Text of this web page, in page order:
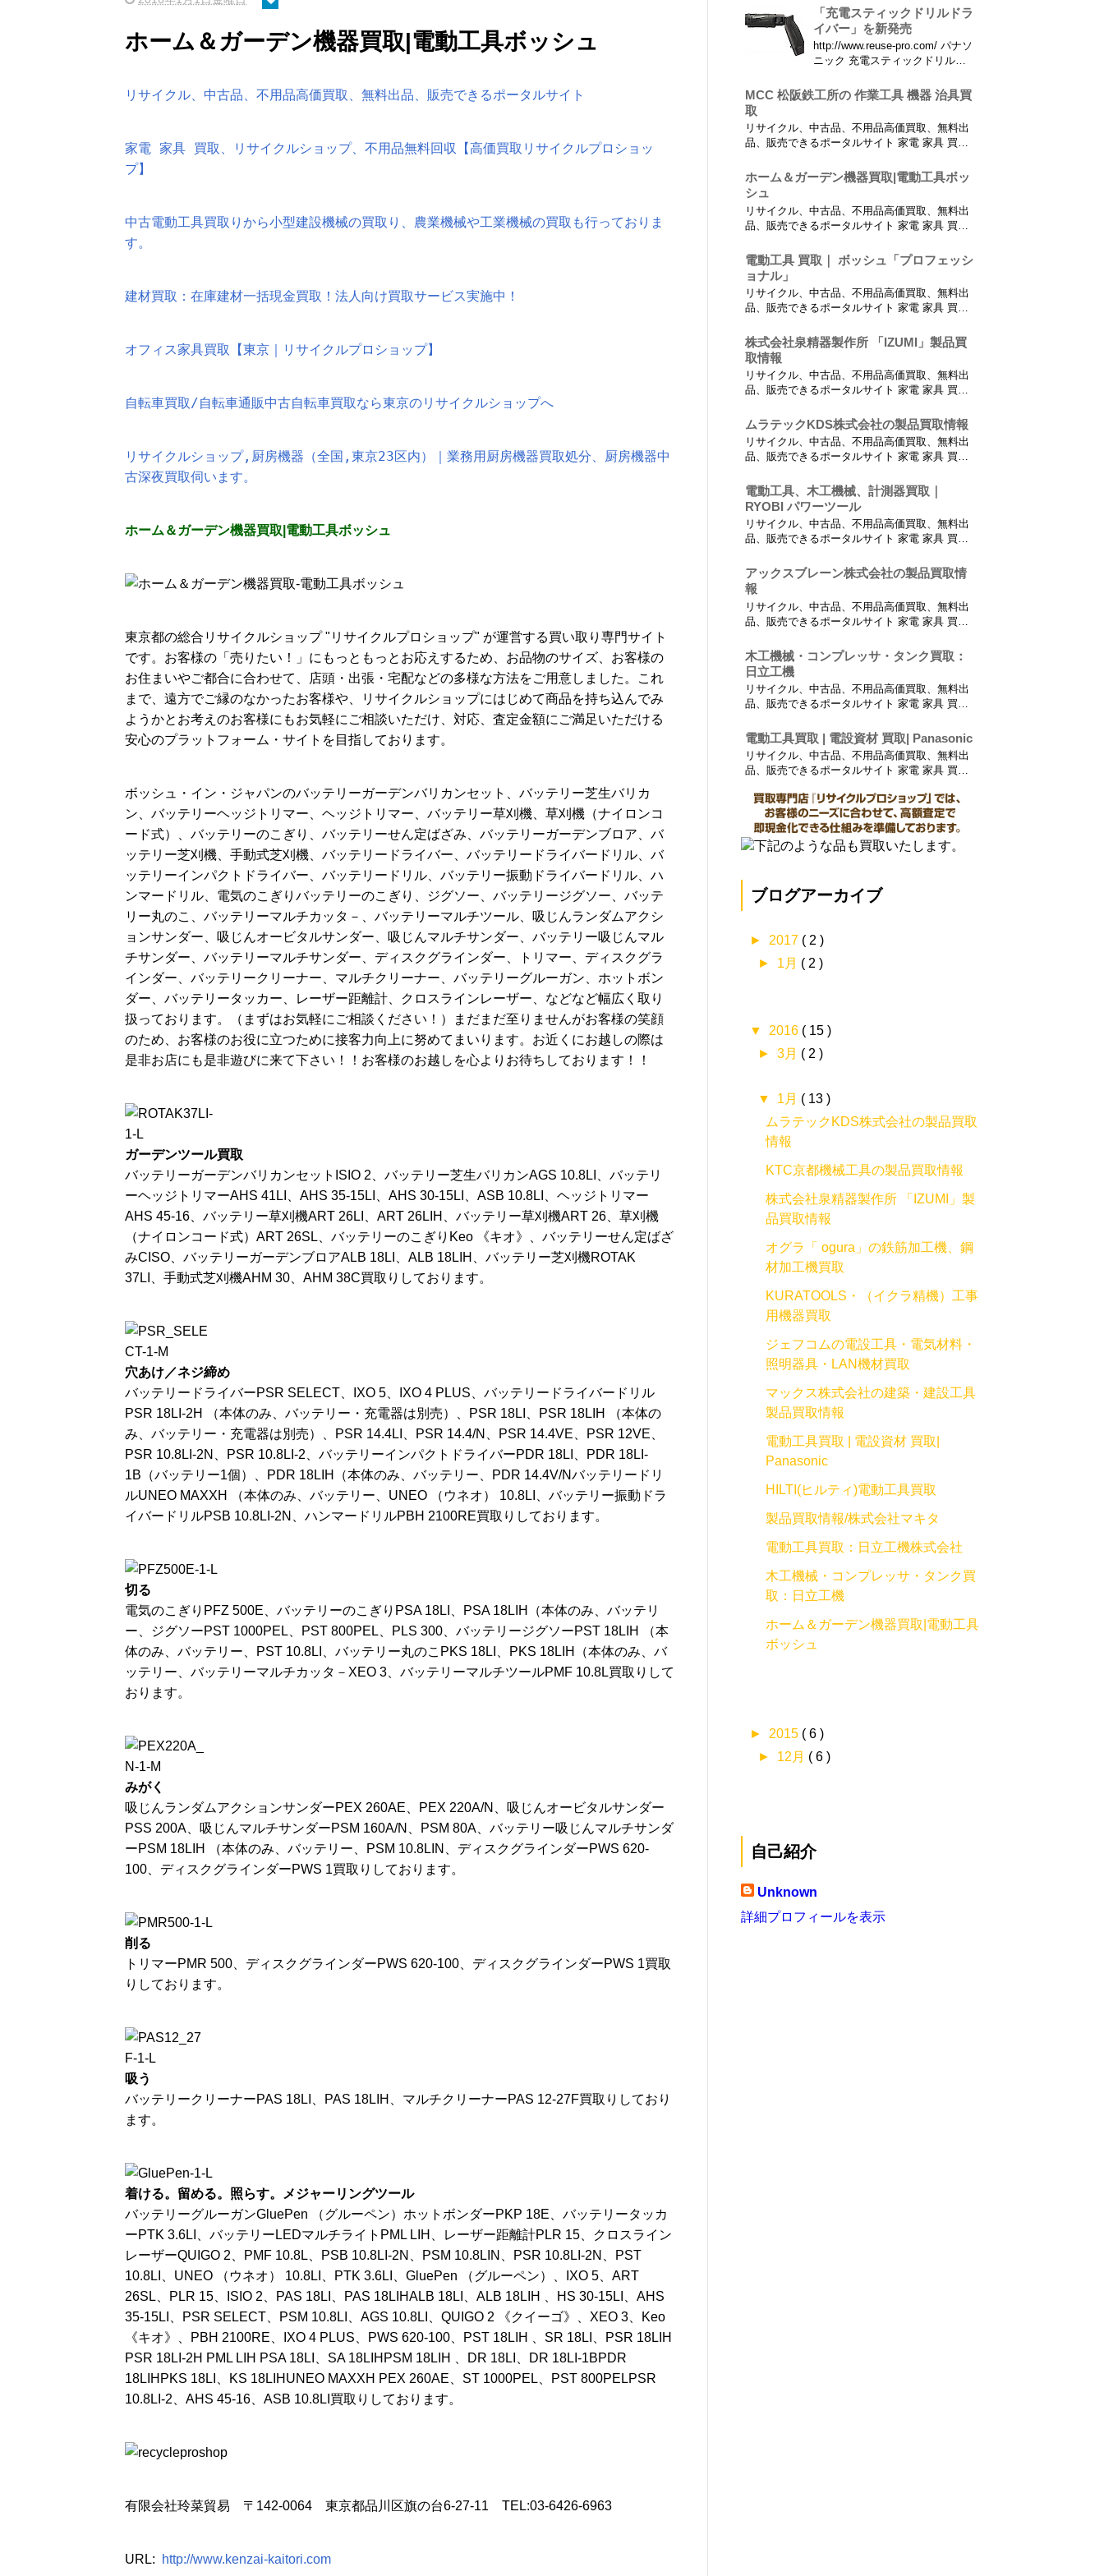
ホーム＆ガーデン機器買取|電動工具ボッシュ
リサイクル、中古品、不用品高価買取、無料出品、販売できるポータルサイト
家電 家具 買取、リサイクルショップ、不用品無料回収【高価買取リサイクルプロショッ
プ】
中古電動工具買取りから小型建設機械の買取り、農業機械や工業機械の買取も行っておりま
す。
建材買取：在庫建材一括現金買取！法人向け買取サービス実施中！
オフィス家具買取【東京｜リサイクルプロショップ】
自転車買取/自転車通販中古自転車買取なら東京のリサイクルショップへ
リサイクルショップ,厨房機器（全国,東京23区内）｜業務用厨房機器買取処分、厨房機器中
古深夜買取伺います。
ホーム＆ガーデン機器買取|電動工具ボッシュ
東京都の総合リサイクルショップ "リサイクルプロショップ" が運営する買い取り専門サイト
です。お客様の「売りたい！」にもっともっとお応えするため、お品物のサイズ、お客様の
お住まいやご都合に合わせて、店頭・出張・宅配などの多様な方法をご用意しました。これ
まで、遠方でご縁のなかったお客様や、リサイクルショップにはじめて商品を持ち込んでみ
ようかとお考えのお客様にもお気軽にご相談いただけ、対応、査定金額にご満足いただける
安心のプラットフォーム・サイトを目指しております。
ボッシュ・イン・ジャパンのバッテリーガーデンバリカンセット、バッテリー芝生バリカ
ン、バッテリーヘッジトリマー、ヘッジトリマー、バッテリー草刈機、草刈機（ナイロンコ
ード式）、バッテリーのこぎり、バッテリーせん定ばざみ、バッテリーガーデンブロア、バ
ッテリー芝刈機、手動式芝刈機、バッテリードライバー、バッテリードライバードリル、バ
ッテリーインパクトドライバー、バッテリードリル、バッテリー振動ドライバードリル、ハ
ンマードリル、電気のこぎりバッテリーのこぎり、ジグソー、バッテリージグソー、バッテ
リー丸のこ、バッテリーマルチカッタ－、バッテリーマルチツール、吸じんランダムアクシ
ョンサンダー、吸じんオービタルサンダー、吸じんマルチサンダー、バッテリー吸じんマル
チサンダー、バッテリーマルチサンダー、ディスクグラインダー、トリマー、ディスクグラ
インダー、バッテリークリーナー、マルチクリーナー、バッテリーグルーガン、ホットボン
ダー、バッテリータッカー、レーザー距離計、クロスラインレーザー、などなど幅広く取り
扱っております。（まずはお気軽にご相談ください！）まだまだ至りませんがお客様の笑顔
のため、お客様のお役に立つために接客力向上に努めてまいります。お近くにお越しの際は
是非お店にも是非遊びに来て下さい！！お客様のお越しを心よりお待ちしております！！
ガーデンツール買取
バッテリーガーデンバリカンセットISIO 2、バッテリー芝生バリカンAGS 10.8LI、バッテリ
ーヘッジトリマーAHS 41LI、AHS 35-15LI、AHS 30-15LI、ASB 10.8LI、ヘッジトリマー
AHS 45-16、バッテリー草刈機ART 26LI、ART 26LIH、バッテリー草刈機ART 26、草刈機
（ナイロンコード式）ART 26SL、バッテリーのこぎりKeo 《キオ》、バッテリーせん定ばざ
みCISO、バッテリーガーデンブロアALB 18LI、ALB 18LIH、バッテリー芝刈機ROTAK
37LI、手動式芝刈機AHM 30、AHM 38C買取りしております。
穴あけ／ネジ締め
バッテリードライバーPSR SELECT、IXO 5、IXO 4 PLUS、バッテリードライバードリル
PSR 18LI-2H （本体のみ、バッテリー・充電器は別売）、PSR 18LI、PSR 18LIH （本体の
み、バッテリー・充電器は別売）、PSR 14.4LI、PSR 14.4/N、PSR 14.4VE、PSR 12VE、
PSR 10.8LI-2N、PSR 10.8LI-2、バッテリーインパクトドライバーPDR 18LI、PDR 18LI-
1B（バッテリー1個）、PDR 18LIH（本体のみ、バッテリー、PDR 14.4V/Nバッテリードリ
ルUNEO MAXXH （本体のみ、バッテリー、UNEO （ウネオ） 10.8LI、バッテリー振動ドラ
イバードリルPSB 10.8LI-2N、ハンマードリルPBH 2100RE買取りしております。
切る
電気のこぎりPFZ 500E、バッテリーのこぎりPSA 18LI、PSA 18LIH（本体のみ、バッテリ
ー、ジグソーPST 1000PEL、PST 800PEL、PLS 300、バッテリージグソーPST 18LIH （本
体のみ、バッテリー、PST 10.8LI、バッテリー丸のこPKS 18LI、PKS 18LIH（本体のみ、バ
ッテリー、バッテリーマルチカッタ－XEO 3、バッテリーマルチツールPMF 10.8L買取りして
おります。
みがく
吸じんランダムアクションサンダーPEX 260AE、PEX 220A/N、吸じんオービタルサンダー
PSS 200A、吸じんマルチサンダーPSM 160A/N、PSM 80A、バッテリー吸じんマルチサンダ
ーPSM 18LIH （本体のみ、バッテリー、PSM 10.8LIN、ディスクグラインダーPWS 620-
100、ディスクグラインダーPWS 1買取りしております。
削る
トリマーPMR 500、ディスクグラインダーPWS 620-100、ディスクグラインダーPWS 1買取
りしております。
吸う
バッテリークリーナーPAS 18LI、PAS 18LIH、マルチクリーナーPAS 12-27F買取りしており
ます。
着ける。留める。照らす。メジャーリングツール
バッテリーグルーガンGluePen （グルーペン）ホットボンダーPKP 18E、バッテリータッカ
ーPTK 3.6LI、バッテリーLEDマルチライトPML LIH、レーザー距離計PLR 15、クロスライン
レーザーQUIGO 2、PMF 10.8L、PSB 10.8LI-2N、PSM 10.8LIN、PSR 10.8LI-2N、PST
10.8LI、UNEO （ウネオ） 10.8LI、PTK 3.6LI、GluePen （グルーペン）、IXO 5、ART
26SL、PLR 15、ISIO 2、PAS 18LI、PAS 18LIHALB 18LI、ALB 18LIH 、HS 30-15LI、AHS
35-15LI、PSR SELECT、PSM 10.8LI、AGS 10.8LI、QUIGO 2 《クイーゴ》、XEO 3、Keo
《キオ》、PBH 2100RE、IXO 4 PLUS、PWS 620-100、PST 18LIH 、SR 18LI、PSR 18LIH
PSR 18LI-2H PML LIH PSA 18LI、SA 18LIHPSM 18LIH 、DR 18LI、DR 18LI-1BPDR
18LIHPKS 18LI、KS 18LIHUNEO MAXXH PEX 260AE、ST 1000PEL、PST 800PELPSR
10.8LI-2、AHS 45-16、ASB 10.8LI買取りしております。
有限会社玲菜貿易 〒142-0064 東京都品川区旗の台6-27-11 TEL:03-6426-6963
URL: http://www.kenzai-kaitori.com
「充電スティックドリルドラ
イバー」を新発売
http://www.reuse-pro.com/ パナソ
ニック 充電スティックドリルド
B（黒） パナソニック株式会社
エコソリューションズ社（以下、
パナソニック）は、従来比
（※1）出力（※2）2倍、高速時
の回転数を1.5...
MCC 松阪鉄工所の 作業工具 機器 治具買
取
リサイクル、中古品、不用品高価買取、無料出
品、販売できるポータルサイト 家電 家具 買
価買取リサイクルプロショップ】 中古電動工具
買取りから小型建設機械の買取り、農業機械や
工業機械の買取も行っております。 建材買取：
在庫建材一...
ホーム＆ガーデン機器買取|電動工具ボッ
シュ
リサイクル、中古品、不用品高価買取、無料出
品、販売できるポータルサイト 家電 家具 買
価買取リサイクルプロショップ】 中古電動工具
買取りから小型建設機械の買取り、農業機械や
工業機械の買取も行っております。 建材買取：
在庫建材一...
電動工具 買取｜ ボッシュ「プロフェッシ
ョナル」
リサイクル、中古品、不用品高価買取、無料出
品、販売できるポータルサイト 家電 家具 買
価買取リサイクルプロショップ】 中古電動工具
買取りから小型建設機械の買取り、農業機械や
工業機械の買取も行っております。 建材買取：
在庫建材一...
株式会社泉精器製作所 「IZUMI」製品買
取情報
リサイクル、中古品、不用品高価買取、無料出
品、販売できるポータルサイト 家電 家具 買
価買取リサイクルプロショップ】 中古電動工具
買取りから小型建設機械の買取り、農業機械や
工業機械の買取も行っております。 建材買取：
在庫建材一...
ムラテックKDS株式会社の製品買取情報
リサイクル、中古品、不用品高価買取、無料出
品、販売できるポータルサイト 家電 家具 買
価買取リサイクルプロショップ】 中古電動工具
買取りから小型建設機械の買取り、農業機械や
工業機械の買取も行っております。 建材買取：
在庫建材一...
電動工具、木工機械、計測器買取｜
RYOBI パワーツール
リサイクル、中古品、不用品高価買取、無料出
品、販売できるポータルサイト 家電 家具 買
価買取リサイクルプロショップ】 中古電動工具
買取りから小型建設機械の買取り、農業機械や
工業機械の買取も行っております。 建材買取：
在庫建材一...
アックスブレーン株式会社の製品買取情
報
リサイクル、中古品、不用品高価買取、無料出
品、販売できるポータルサイト 家電 家具 買
価買取リサイクルプロショップ】 中古電動工具
買取りから小型建設機械の買取り、農業機械や
工業機械の買取も行っております。 建材買取：
在庫建材一...
木工機械・コンプレッサ・タンク買取：
日立工機
リサイクル、中古品、不用品高価買取、無料出
品、販売できるポータルサイト 家電 家具 買
価買取リサイクルプロショップ】 中古電動工具
買取りから小型建設機械の買取り、農業機械や
工業機械の買取も行っております。 建材買取：
在庫建材一...
電動工具買取 | 電設資材 買取| Panasonic
リサイクル、中古品、不用品高価買取、無料出
品、販売できるポータルサイト 家電 家具 買
価買取リサイクルプロショップ】 中古電動工具
買取りから小型建設機械の買取り、農業機械や
工業機械の買取も行っております。 建材買取：
在庫建材一...
ブログアーカイブ
► 2017 ( 2 )
► 1月 ( 2 )
▼ 2016 ( 15 )
► 3月 ( 2 )
▼ 1月 ( 13 )
ムラテックKDS株式会社の製品買取
情報
KTC京都機械工具の製品買取情報
株式会社泉精器製作所 「IZUMI」製
品買取情報
オグラ「 ogura」の鉄筋加工機、鋼
材加工機買取
KURATOOLS・（イクラ精機）工事
用機器買取
ジェフコムの電設工具・電気材料・
照明器具・LAN機材買取
マックス株式会社の建築・建設工具
製品買取情報
電動工具買取 | 電設資材 買取|
Panasonic
HILTI(ヒルティ)電動工具買取
製品買取情報/株式会社マキタ
電動工具買取：日立工機株式会社
木工機械・コンプレッサ・タンク買
取：日立工機
ホーム＆ガーデン機器買取|電動工具
ボッシュ
► 2015 ( 6 )
► 12月 ( 6 )
自己紹介
Unknown
詳細プロフィールを表示